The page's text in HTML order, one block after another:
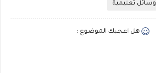
وسائل تعليمية
هل اعجبك الموضوع :